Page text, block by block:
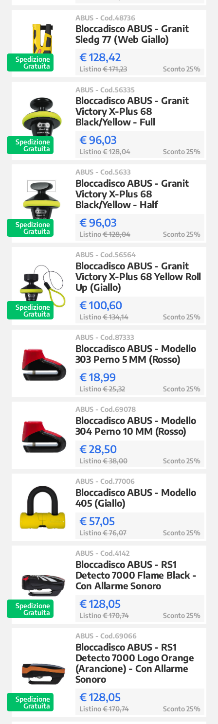
Spedizione
Gratuita
ABUS - Cod.48736
Bloccadisco ABUS - Granit
Sledg 77 (Web Giallo)
€ 128,42
Listino€ 171,23 Sconto 25%
Spedizione
Gratuita
ABUS - Cod.56335
Bloccadisco ABUS - Granit
Victory X-Plus 68
Black/Yellow - Full
€ 96,03
Listino€ 128,04 Sconto 25%
Spedizione
Gratuita
ABUS - Cod.5633
Bloccadisco ABUS - Granit
Victory X-Plus 68
Black/Yellow - Half
€ 96,03
Listino€ 128,04 Sconto 25%
Spedizione
Gratuita
ABUS - Cod.56564
Bloccadisco ABUS - Granit
Victory X-Plus 68 Yellow Roll
Up (Giallo)
€ 100,60
Listino€ 134,14 Sconto 25%
ABUS - Cod.87333
Bloccadisco ABUS - Modello
303 Perno 5 MM (Rosso)
€ 18,99
Listino€ 25,32 Sconto 25%
ABUS - Cod.69078
Bloccadisco ABUS - Modello
304 Perno 10 MM (Rosso)
€ 28,50
Listino€ 38,00 Sconto 25%
ABUS - Cod.77006
Bloccadisco ABUS - Modello
405 (Giallo)
€ 57,05
Listino€ 76,07 Sconto 25%
Spedizione
Gratuita
ABUS - Cod.4142
Bloccadisco ABUS - RS1
Detecto 7000 Flame Black -
Con Allarme Sonoro
€ 128,05
Listino€ 170,74 Sconto 25%
Spedizione
Gratuita
ABUS - Cod.69066
Bloccadisco ABUS - RS1
Detecto 7000 Logo Orange
(Arancione) - Con Allarme
Sonoro
€ 128,05
Listino€ 170,74 Sconto 25%